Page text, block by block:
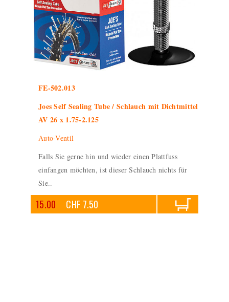
FE-502.013
Joes Self Sealing Tube / Schlauch mit Dichtmittel
AV 26 x 1.75-2.125
Auto-Ventil
Falls Sie gerne hin und wieder einen Plattfuss
einfangen möchten, ist dieser Schlauch nichts für
Sie..
15.00 CHF 7.50